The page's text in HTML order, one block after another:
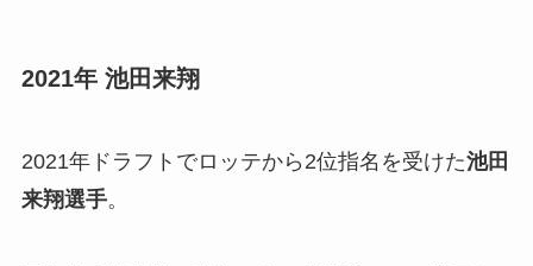
2021年 池田来翔
2021年ドラフトでロッテから2位指名を受けた池田
来翔選手。